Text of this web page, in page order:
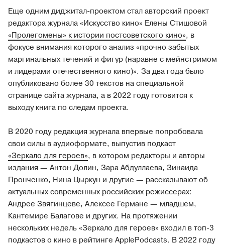
Еще одним диджитал-проектом стал авторский проект
редактора журнала «Искусство кино» Елены Стишовой
«Пролегомены» к истории постсоветского кино», в
фокусе внимания которого анализ «прочно забытых
маргинальных течений и фигур (наравне с мейнстримом
и лидерами отечественного кино)». За два года было
опубликовано более 30 текстов на специальной
странице сайта журнала, а в 2022 году готовится к
выходу книга по следам проекта.
В 2020 году редакция журнала впервые попробовала
свои силы в аудиоформате, выпустив подкаст
«Зеркало для героев», в котором редакторы и авторы
издания — Антон Долин, Зара Абдуллаева, Зинаида
Пронченко, Нина Цыркун и другие — рассказывают об
актуальных современных российских режиссерах:
Андрее Звягинцеве, Алексее Германе — младшем,
Кантемире Балагове и других. На протяжении
нескольких недель «Зеркало для героев» входил в топ-3
подкастов о кино в рейтинге ApplePodcasts. В 2022 году